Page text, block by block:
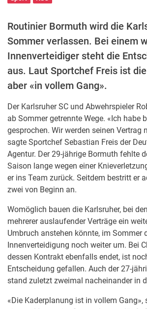
Routinier Bormuth wird die
Sommer verlassen. Bei einem
Innenverteidiger steht die
aus. Laut Sportchef Freis ist
aber «in vollem Gang».
Der Karlsruher SC und Abwehrspieler
ab Sommer getrennte Wege. «Ich habe
gesprochen. Wir werden seinen Vertrag
sagte Sportchef Sebastian Freis der
Agentur. Der 29-jährige Bormuth fehlte
Saison lange wegen einer
er ins Team zurück. Seitdem bestritt er
zwei von Beginn an.
Womöglich bauen die Karlsruher, bei
mehrerer auslaufender Verträge ein
Umbruch anstehen könnte, im Sommer
Innenverteidigung noch weiter um. Bei
dessen Kontrakt ebenfalls endet, ist
Entscheidung gefallen. Auch der 27-
stand zuletzt zweimal nacheinander in
«Die Kaderplanung ist in vollem Gang»,